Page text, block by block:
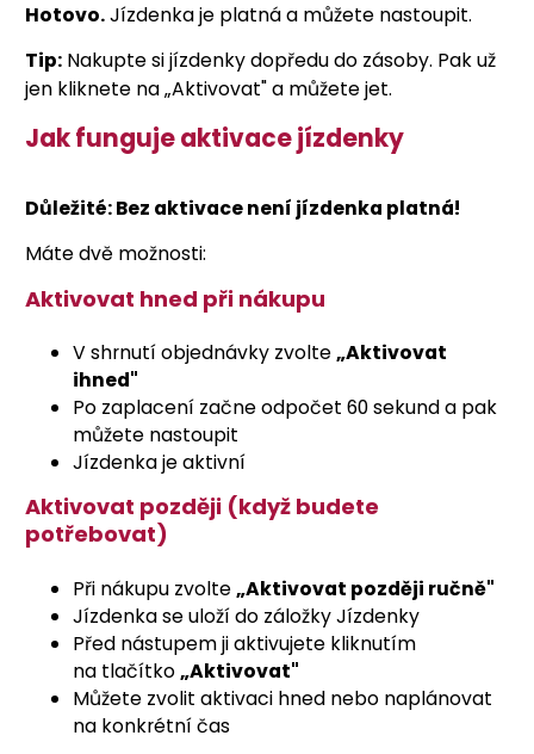
Hotovo.Jízdenka je platná a můžete nastoupit.
Tip: Nakupte si jízdenky dopředu do zásoby. Pak už
jen kliknete na „Aktivovat" a můžete jet.
Jak funguje aktivace jízdenky
Důležité: Bez aktivace není jízdenka platná!
Máte dvě možnosti:
Aktivovat hned při nákupu
V shrnutí objednávky zvolte„Aktivovat
ihned"
Po zaplacení začne odpočet 60 sekund a pak
můžete nastoupit
Jízdenka je aktivní
Aktivovat později (když budete
potřebovat)
Při nákupu zvolte„Aktivovat později ručně"
Jízdenka se uloží do záložky Jízdenky
Před nástupem ji aktivujete kliknutím
na tlačítko„Aktivovat"
Můžete zvolit aktivaci hned nebo naplánovat
na konkrétní čas